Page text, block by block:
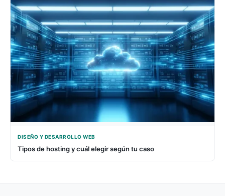
DISEÑO Y DESARROLLO WEB
Tipos de hosting y cuál elegir según tu caso